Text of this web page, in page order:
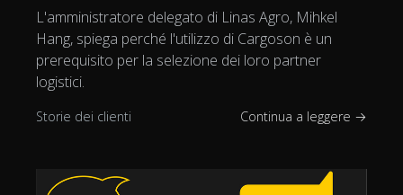
L'amministratore delegato di Linas Agro, Mihkel
Hang, spiega perché l'utilizzo di Cargoson è un
prerequisito per la selezione dei loro partner
logistici.
Storie dei clienti Continua a leggere →